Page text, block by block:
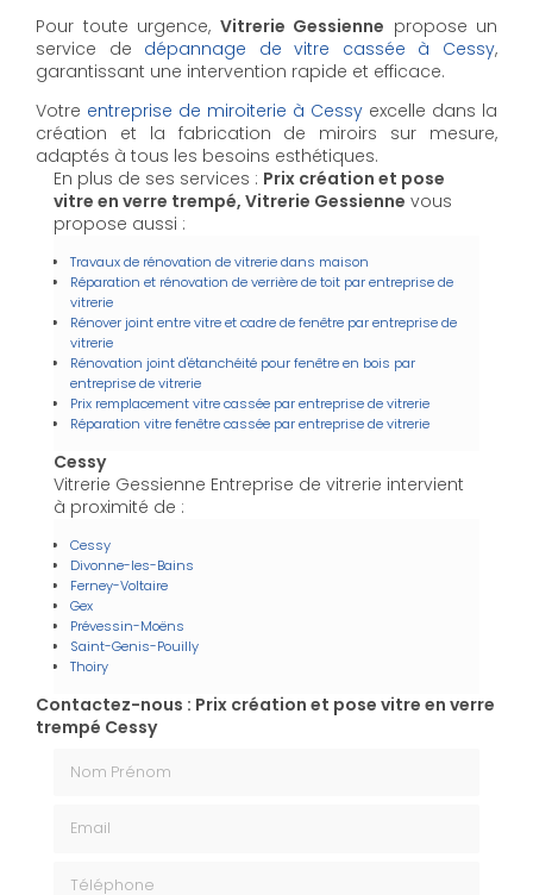
Pour toute urgence, Vitrerie Gessienne propose un
service de dépannage de vitre cassée à Cessy,
garantissant une intervention rapide et efficace.
Votre entreprise de miroiterie à Cessy excelle dans la
création et la fabrication de miroirs sur mesure,
adaptés à tous les besoins esthétiques.
En plus de ses services : Prix création et pose
vitre en verre trempé, Vitrerie Gessienne vous
propose aussi :
Travaux de rénovation de vitrerie dans maison
Réparation et rénovation de verrière de toit par entreprise de
vitrerie
Rénover joint entre vitre et cadre de fenêtre par entreprise de
vitrerie
Rénovation joint d'étanchéité pour fenêtre en bois par
entreprise de vitrerie
Prix remplacement vitre cassée par entreprise de vitrerie
Réparation vitre fenêtre cassée par entreprise de vitrerie
Cessy
Vitrerie Gessienne Entreprise de vitrerie intervient
à proximité de :
Cessy
Divonne-les-Bains
Ferney-Voltaire
Gex
Prévessin-Moëns
Saint-Genis-Pouilly
Thoiry
Contactez-nous : Prix création et pose vitre en verre
trempé Cessy